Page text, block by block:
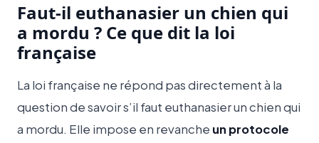
Faut-il euthanasier un chien qui
a mordu ? Ce que dit la loi
française
La loi française ne répond pas directement à la
question de savoir s’il faut euthanasier un chien qui
a mordu. Elle impose en revanche un protocole